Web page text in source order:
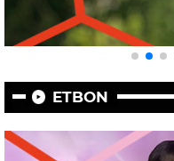
ETBON